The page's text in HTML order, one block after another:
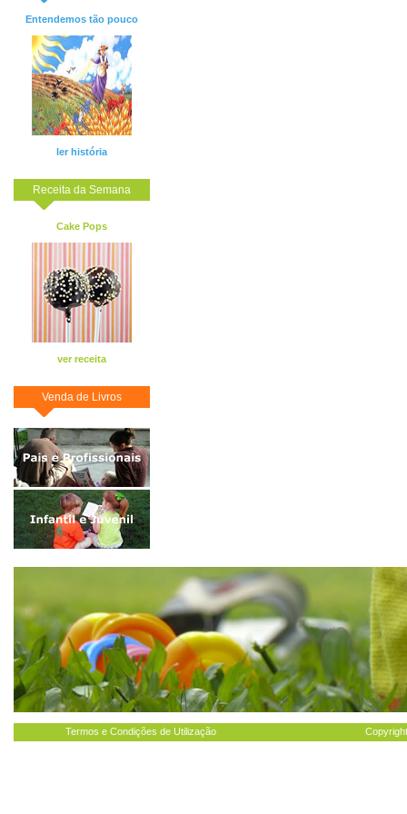
Entendemos tão pouco
ler história
Receita da Semana
Cake Pops
ver receita
Venda de Livros
Termos e Condições de Utilização